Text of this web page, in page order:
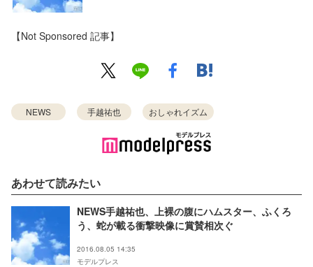
【Not Sponsored 記事】
NEWS 手越祐也 おしゃれイズム
あわせて読みたい
NEWS手越祐也、上裸の腹にハムスター、ふくろ
う、蛇が載る衝撃映像に賞賛相次ぐ
2016.08.05 14:35
モデルプレス